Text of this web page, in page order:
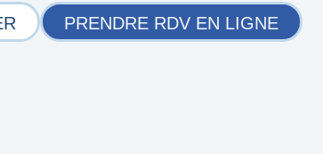
PRENDRE RDV EN LIGNE